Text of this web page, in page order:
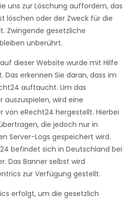
uns zur Löschung auffordern, das
löschen oder der Zweck für die
Zwingende gesetzliche
unberührt.
dieser Website wurde mit Hilfe
erkennen Sie daran, dass im
auftaucht. Um das
auszuspielen, wird eine
von eRecht24 hergestellt. Hierbei
die jedoch nur in
Server-Logs gespeichert wird.
befindet sich in Deutschland bei
Das Banner selbst wird
zur Verfügung gestellt.
erfolgt, um die gesetzlich